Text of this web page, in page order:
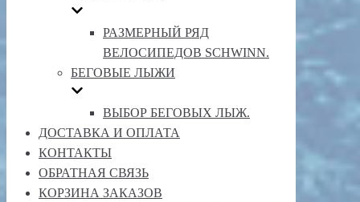
РАЗМЕРНЫЙ РЯД
ВЕЛОСИПЕДОВ SCHWINN.
БЕГОВЫЕ ЛЫЖИ
ВЫБОР БЕГОВЫХ ЛЫЖ.
ДОСТАВКА И ОПЛАТА
КОНТАКТЫ
ОБРАТНАЯ СВЯЗЬ
КОРЗИНА ЗАКАЗОВ